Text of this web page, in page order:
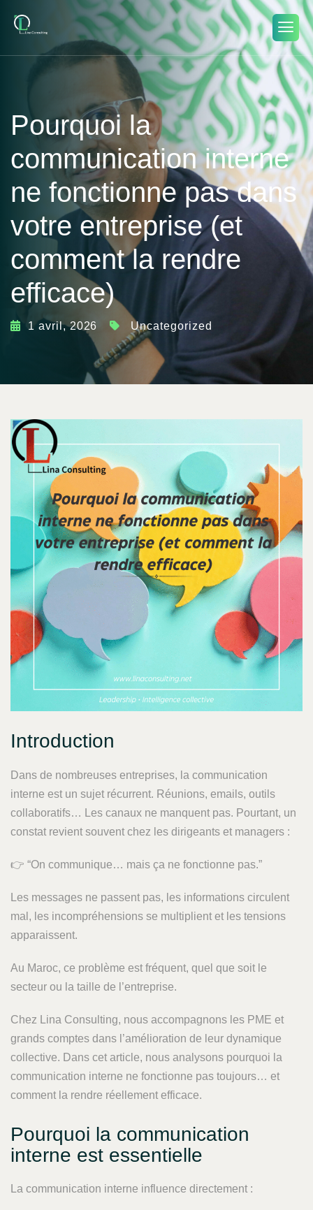
Pourquoi la
communication interne
ne fonctionne pas dans
votre entreprise (et
comment la rendre
efficace)
1 avril, 2026 Uncategorized
Introduction
Dans de nombreuses entreprises, la communication
interne est un sujet récurrent. Réunions, emails, outils
collaboratifs… Les canaux ne manquent pas. Pourtant, un
constat revient souvent chez les dirigeants et managers :
👉 “On communique… mais ça ne fonctionne pas.”
Les messages ne passent pas, les informations circulent
mal, les incompréhensions se multiplient et les tensions
apparaissent.
Au Maroc, ce problème est fréquent, quel que soit le
secteur ou la taille de l’entreprise.
Chez Lina Consulting, nous accompagnons les PME et
grands comptes dans l’amélioration de leur dynamique
collective. Dans cet article, nous analysons pourquoi la
communication interne ne fonctionne pas toujours… et
comment la rendre réellement efficace.
Pourquoi la communication
interne est essentielle
La communication interne influence directement :